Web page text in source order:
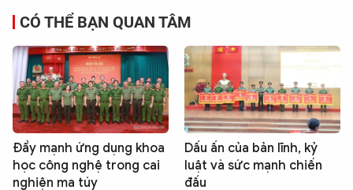
CÓ THỂ BẠN QUAN TÂM
Đẩy mạnh ứng dụng khoa
học công nghệ trong cai
nghiện ma túy
Dấu ấn của bản lĩnh, kỷ
luật và sức mạnh chiến
đấu